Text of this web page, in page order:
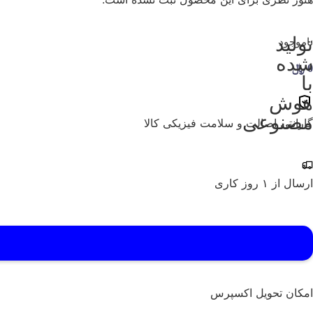
تولید
شده
با
هوش
مصنوعی
ناموجود
0 ﷼
گارانتی اصالت و سلامت فیزیکی کالا
ارسال از ۱ روز کاری
امکان تحویل اکسپرس